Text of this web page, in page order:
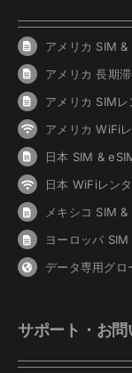
アメリカ SIM &
アメリカ 長期
アメリカ SIMレ
アメリカ WiFi
日本 SIM &
日本 WiFiレン
メキシコ SIM
ヨーロッパ SIM
データ専用グロ
サポート・お